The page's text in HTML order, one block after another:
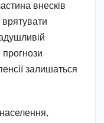
внесків
прогнози
залишаться